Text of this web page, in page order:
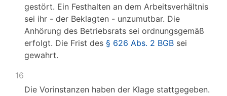
gestört. Ein Festhalten an dem Arbeitsverhältnis
sei ihr - der Beklagten - unzumutbar. Die
Anhörung des Betriebsrats sei ordnungsgemäß
erfolgt. Die Frist des § 626 Abs. 2 BGB sei
gewahrt.
16
Die Vorinstanzen haben der Klage stattgegeben.